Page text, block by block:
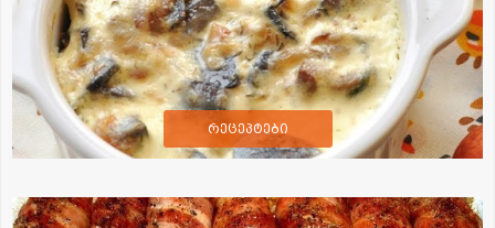
რეცეპტები